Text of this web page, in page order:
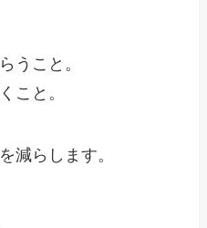
うこと。
こと。
減らします。